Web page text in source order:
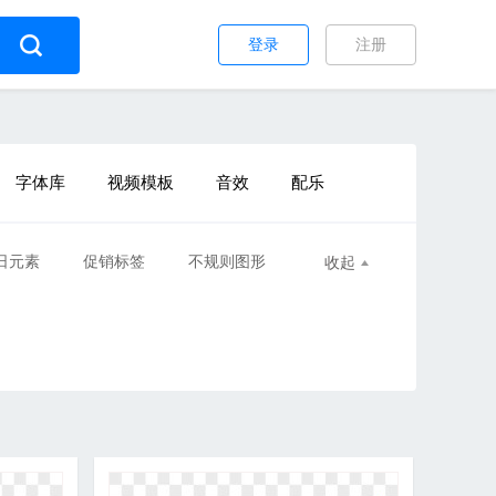
注册
登录
字体库 视频模板 音效 配乐
元素 促销标签 不规则图形 收起